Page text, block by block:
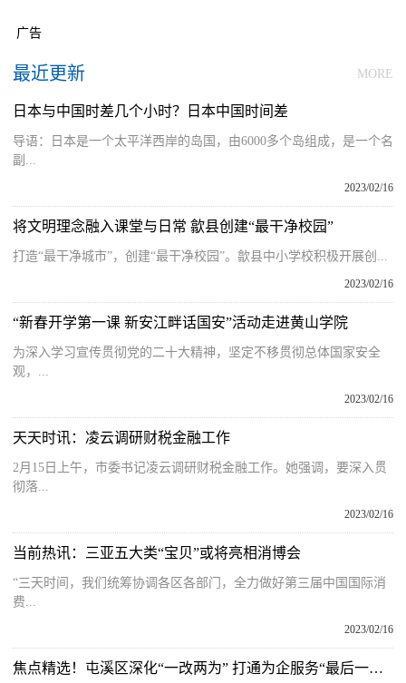
广告
最近更新 MORE
日本与中国时差几个小时？日本中国时间差
导语：日本是一个太平洋西岸的岛国，由6000多个岛组成，是一个名
副...
2023/02/16
将文明理念融入课堂与日常 歙县创建“最干净校园”
打造“最干净城市”，创建“最干净校园”。歙县中小学校积极开展创...
2023/02/16
“新春开学第一课 新安江畔话国安”活动走进黄山学院
为深入学习宣传贯彻党的二十大精神，坚定不移贯彻总体国家安全
观，...
2023/02/16
天天时讯：凌云调研财税金融工作
2月15日上午，市委书记凌云调研财税金融工作。她强调，要深入贯
彻落...
2023/02/16
当前热讯：三亚五大类“宝贝”或将亮相消博会
“三天时间，我们统筹协调各区各部门，全力做好第三届中国国际消
费...
2023/02/16
焦点精选！屯溪区深化“一改两为” 打通为企服务“最后一公里”